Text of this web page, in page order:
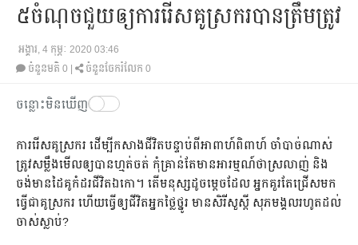
៥ចំណុចជួយឲ្យការរើសគូស្រករបានត្រឹមត្រូវ
អង្គារ, 4 កុម្ភៈ 2020 03:46
ចំនួនមតិ 0 ចំនួនចែករំលែក 0
ចន្លោះមិនឃើញ
ការរើសគូស្រករ ដើម្បីកសាងជីវិតបន្ទាប់ពីអាពាហ៍ពិពាហ៍ ចាំបាច់ណាស់
ត្រូវសម្លឹងមើលឲ្យបានហ្មត់ចត់ កុំគ្រាន់តែមានអារម្មណ៍ថាស្រលាញ់ និង
ចង់មានដៃគូកំដរជីវិតឯកោ។ តើមនុស្សដូចម្ដេចដែល អ្នកគួរតែជ្រើសមក
ធ្វើជាគូស្រករ ហើយធ្វើឲ្យជីវិតអ្នកថ្លៃថ្នូរ មានសិរីសួស្ដី សុភមង្គលរហូតដល់
ចាស់ស្លាប់?